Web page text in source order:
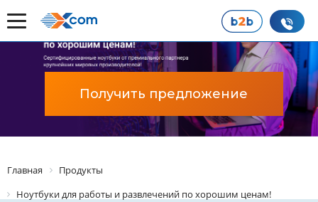
Получить предложение
Главная
Продукты
Ноутбуки для работы и развлечений по хорошим ценам!